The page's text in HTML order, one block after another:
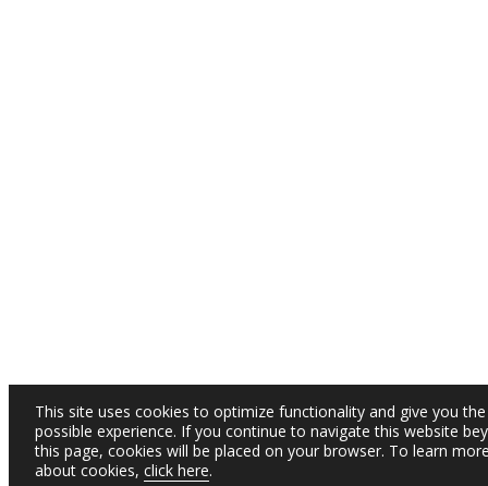
This site uses cookies to optimize functionality and give you
possible experience. If you continue to navigate this website
this page, cookies will be placed on your browser. To learn
about cookies, click here.